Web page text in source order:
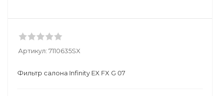
Артикул: 7110635SX
Фильтр салона Infinity EX FX G 07